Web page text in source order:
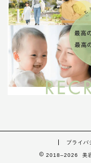
プライバ
2018–2026 美容